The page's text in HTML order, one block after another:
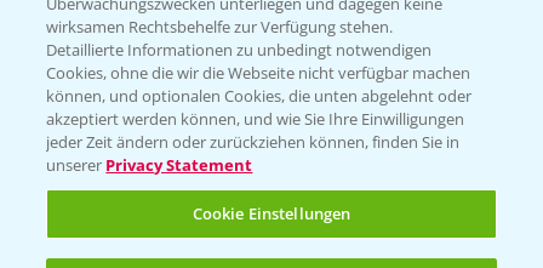
wirksamen Rechtsbehelfe zur Verfügung stehen.
Detaillierte Informationen zu unbedingt notwendigen
Cookies, ohne die wir die Webseite nicht verfügbar machen
können, und optionalen Cookies, die unten abgelehnt oder
akzeptiert werden können, und wie Sie Ihre Einwilligungen
jeder Zeit ändern oder zurückziehen können, finden Sie in
unserer Privacy Statement
Cookie Einstellungen